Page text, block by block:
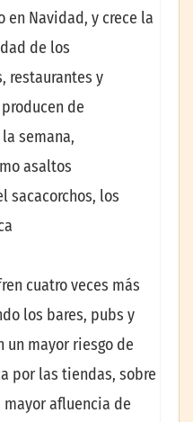
en Navidad, y crece la
de los
restaurantes y
de
semana,
asaltos
sacacorchos, los
cuatro veces más
los bares, pubs y
un mayor riesgo de
por las tiendas, sobre
afluencia de